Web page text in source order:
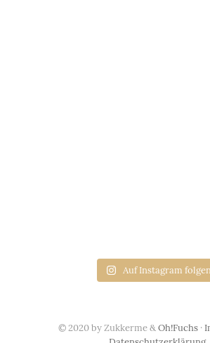
Auf Instagram
© 2020 by Zukkerme &Oh!Fuchs·